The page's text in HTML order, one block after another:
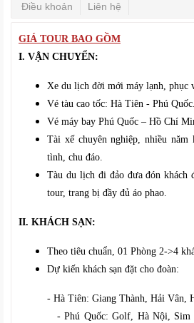
Điều khoản
Liên hệ
GIÁ TOUR BAO GỒM
I. VẬN CHUYỂN:
Xe du lịch đời mới máy lạnh, phục
Vé tàu cao tốc: Hà Tiên - Phú Quốc.
Vé máy bay Phú Quốc – Hồ Chí
Tài xế chuyên nghiệp, nhiều
tình, chu đáo.
Tàu du lịch đi đảo đưa đón khách
tour, trang bị đầy đủ áo phao.
II. KHÁCH SẠN:
Theo tiêu chuẩn, 01 Phòng 2->4
Dự kiến khách sạn đặt cho đoàn:
- Hà Tiên: Giang Thành, Hải Vân,
- Phú Quốc: Golf, Hà Nội, Sim